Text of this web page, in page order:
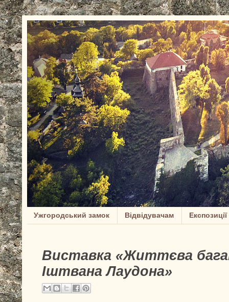
Ужгородський замок Відвідувачам Експозиції
Виставка «Життєва
Іштвана Лаудона»